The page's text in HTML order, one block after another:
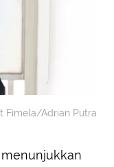
Fimela/Adrian Putra